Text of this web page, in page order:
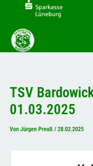
springen
TSV
01.03.2025
Von Jürgen Preuß / 28.02.2025